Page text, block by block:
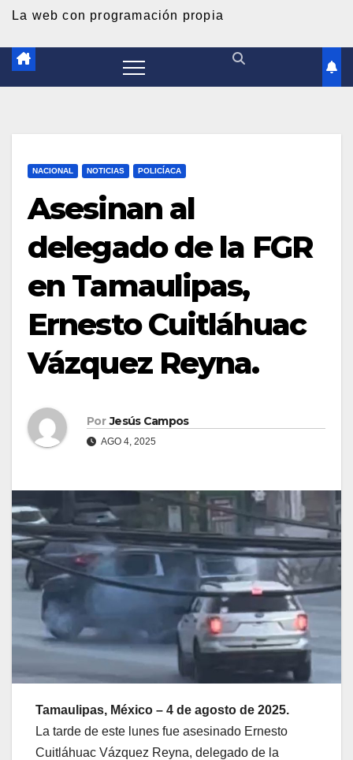
La web con programación propia
NACIONAL NOTICIAS POLICÍACA
Asesinan al
delegado de la FGR
en Tamaulipas,
Ernesto Cuitláhuac
Vázquez Reyna.
Por Jesús Campos
AGO 4, 2025
Tamaulipas, México – 4 de agosto de 2025.
La tarde de este lunes fue asesinado Ernesto
Cuitláhuac Vázquez Reyna, delegado de la